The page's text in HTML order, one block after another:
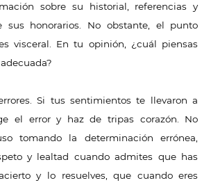
sobre su historial, referencias y
sus honorarios. No obstante, el punto
visceral. En tu opinión, ¿cuál piensas
Si tus sentimientos te llevaron a
el error y haz de tripas corazón. No
tomando la determinación errónea,
y lealtad cuando admites que has
y lo resuelves, que cuando eres